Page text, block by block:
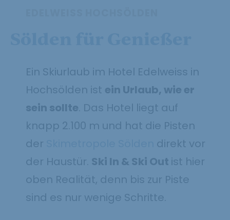
Ein Skiurlaub im Hotel Edelweiss in
Hochsölden ist ein Urlaub, wie er
sein sollte . Das Hotel liegt auf
knapp 2.100 m und hat die Pisten
der
direkt vor
der Haustür. Ski In & Ski Out ist hier
oben Realität, denn bis zur Piste
sind es nur wenige Schritte.